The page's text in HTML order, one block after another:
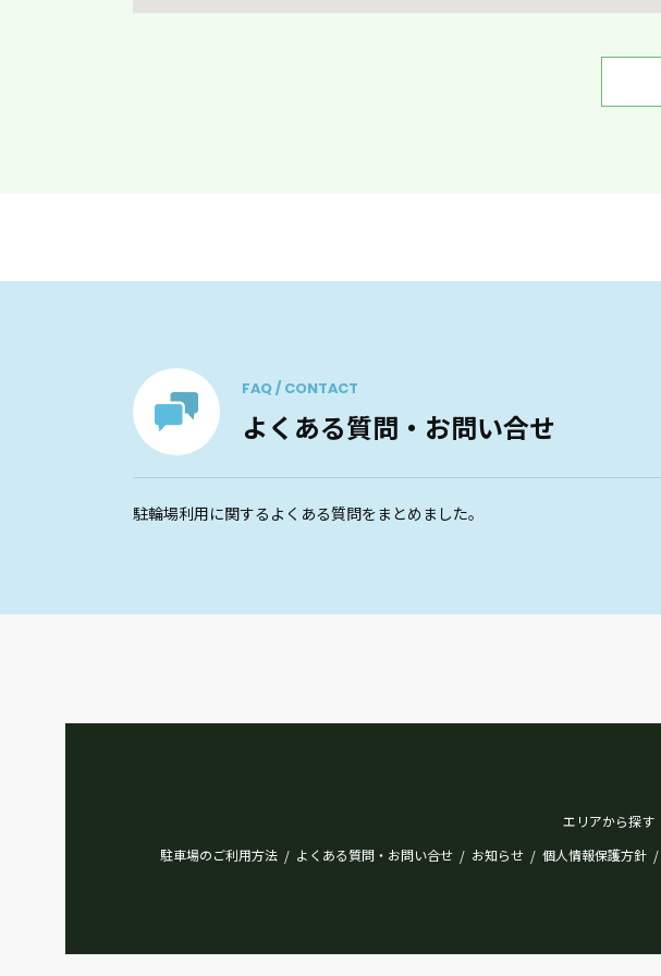
FAQ / CONTACT
よくある質問・お問い合せ
駐輪場利用に関するよくある質問をまとめました。
エリアから探す
駐車場のご利用方法 / よくある質問・お問い合せ / お知らせ / 個人情報保護方針 /